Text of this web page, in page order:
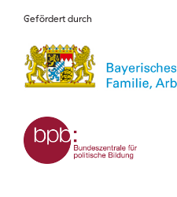
Gefördert durch